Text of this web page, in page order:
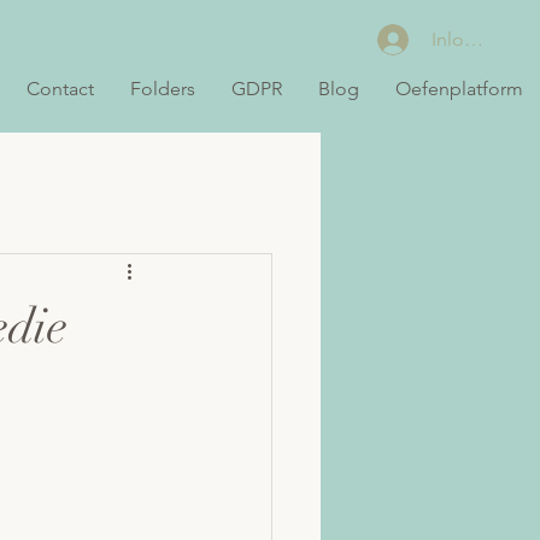
Inloggen
Contact Folders GDPR Blog Oefenplatform